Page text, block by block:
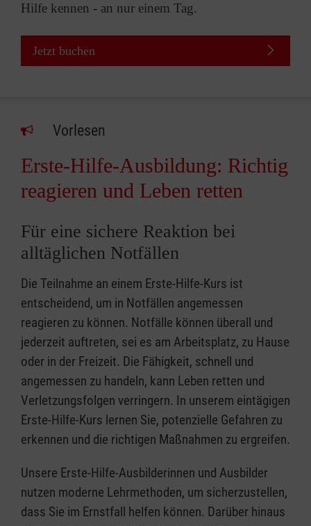
Hilfe kennen - an nur einem Tag.
Jetzt buchen
Vorlesen
Erste-Hilfe-Ausbildung: Richtig
reagieren und Leben retten
Für eine sichere Reaktion bei
alltäglichen Notfällen
Die Teilnahme an einem Erste-Hilfe-Kurs ist
entscheidend, um in Notfällen angemessen
reagieren zu können. Notfälle können überall und
jederzeit auftreten, sei es am Arbeitsplatz, zu Hause
oder in der Freizeit. Die Fähigkeit, schnell und
angemessen zu handeln, kann Leben retten und
Verletzungsfolgen verringern. In unserem eintägigen
Erste-Hilfe-Kurs lernen Sie, potenzielle Gefahren zu
erkennen und die richtigen Maßnahmen zu ergreifen.
Unsere Erste-Hilfe-Ausbilderinnen und Ausbilder
nutzen moderne Lehrmethoden, um sicherzustellen,
dass Sie im Ernstfall helfen können. Darüber hinaus